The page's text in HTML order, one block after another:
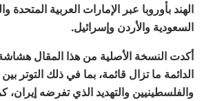
الهند بأوروبا عبر الإمارات العربية المتحدة
السعودية والأردن وإسرائيل.
أكدت النسخة الأصلية من هذا المقال
الدائمة ما تزال قائمة، بما في ذلك التوتر
والفلسطينيين والتهديد الذي تفرضه